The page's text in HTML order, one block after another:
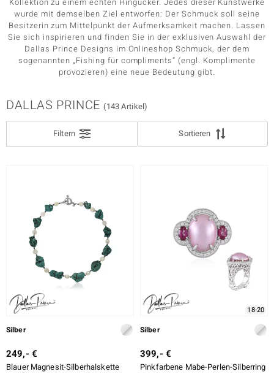
wurde mit demselben Ziel entworfen: Der Schmuck soll seine
Besitzerin zum Mittelpunkt der Aufmerksamkeit machen. Lassen
Sie sich inspirieren und finden Sie in der exklusiven Auswahl der
Dallas Prince Designs im Onlineshop Schmuck, der dem
sogenannten „Fishing für compliments“ (engl. Komplimente
provozieren) eine neue Bedeutung gibt.
DALLAS PRINCE (143 Artikel)
Sortieren
Filtern
SCHLIFF
SCHLIFF DETAILLIERT
FASSUNG
Silber
249,- €
Blauer Magnesit-Silberhalskette
18-20
Silber
399,- €
Pinkfarbene Mabe-Perlen-Silberring